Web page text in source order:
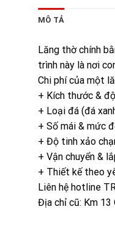
MÔ TẢ
Lăng thờ chính
trình này là nơi
Chi phí của một
+ Kích thước &
+ Loại đá (đá
+ Số mái & mức
+ Độ tinh xảo
+ Vận chuyển &
+ Thiết kế theo
Liên hệ hotline
Địa chỉ cũ: Km 13